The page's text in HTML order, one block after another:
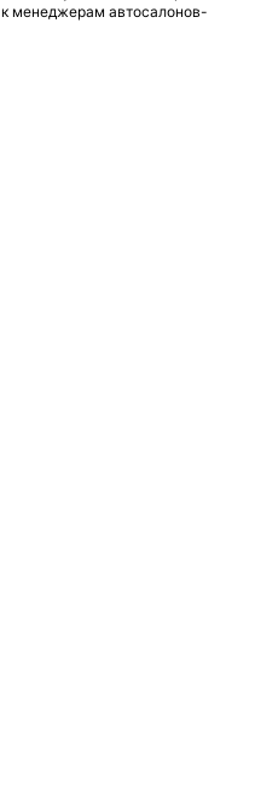
менеджерам автосалонов-